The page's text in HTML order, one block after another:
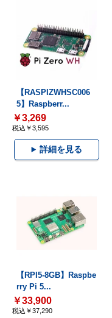
【RASPIZWHSC006
5】Raspberr...
￥3,269
税込￥3,595
詳細を見る
【RPI5-8GB】Raspbe
rry Pi 5...
￥33,900
税込￥37,290